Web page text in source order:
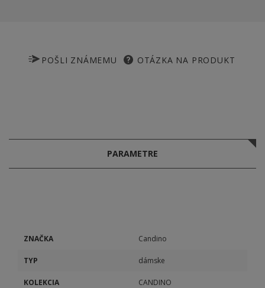
POŠLI ZNÁMEMU OTÁZKA NA PRODUKT
PARAMETRE
ZNAČKA Candino
TYP dámske
KOLEKCIA CANDINO